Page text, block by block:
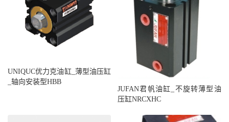
UNIQUC优力克油缸_薄型油压缸
_轴向安装型HBB
JUFAN君帆油缸_不旋转薄型油
压缸NRCXHC